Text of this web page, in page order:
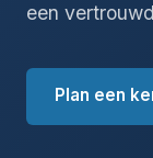
een
Plan een